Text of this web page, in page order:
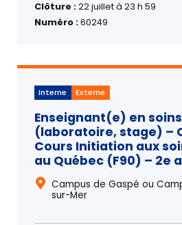
Clôture :22 juillet à 23 h 59
Numéro :60249
Interne Externe
Enseignant(e) en
(laboratoire, stage) –
Cours Initiation aux
au Québec (F90) – 2e
Campus de Gaspé ou
sur-Mer